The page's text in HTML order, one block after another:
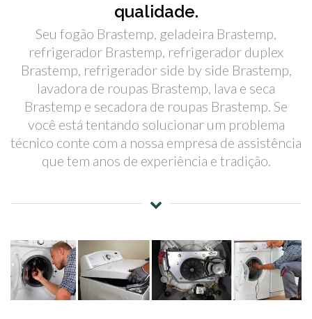
qualidade.
Seu fogão Brastemp, geladeira Brastemp,
refrigerador Brastemp, refrigerador duplex
Brastemp, refrigerador side by side Brastemp,
lavadora de roupas Brastemp, lava e seca
Brastemp e secadora de roupas Brastemp. Se
você está tentando solucionar um problema
técnico conte com a nossa empresa de assistência
que tem anos de experiência e tradição.